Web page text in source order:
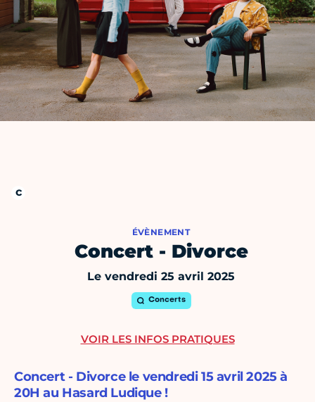
ÉVÈNEMENT
Concert - Divorce
Le vendredi 25 avril 2025
Concerts
Concert - Divorce le vendredi 15 avril 2025 à
20H au Hasard Ludique !
VOIR LES INFOS PRATIQUES